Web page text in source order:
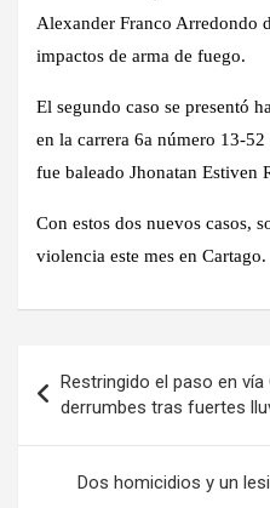
Alexander Franco Arredondo
impactos de arma de fuego.
El segundo caso se presentó
en la carrera 6a número 13-
fue baleado Jhonatan Estiven
Con estos dos nuevos casos,
violencia este mes en Cartago.
de
entradas
Restringido el paso en
derrumbes tras fuertes
Dos homicidios y un